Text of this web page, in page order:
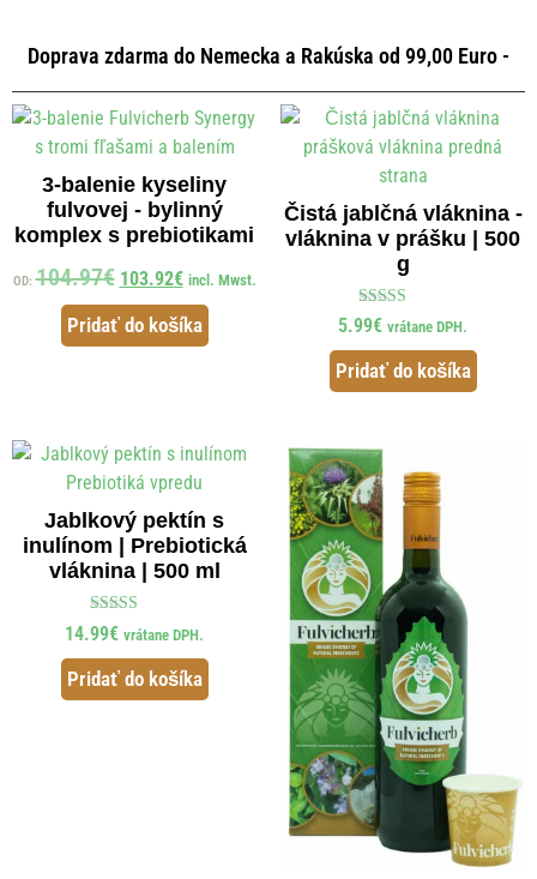
Doprava zdarma do Nemecka a Rakúska od 99,00 Euro -
3-balenie kyseliny
fulvovej - bylinný
komplex s prebiotikami
OD:104.97€ 103.92€ incl. Mwst.
Pridať do košíka
Čistá jablčná vláknina -
vláknina v prášku | 500
g
Hodnotenie
5.00
z 5
5.99€ vrátane DPH.
Pridať do košíka
Jablkový pektín s
inulínom | Prebiotická
vláknina | 500 ml
Hodnotenie
5.00
z 5
14.99€ vrátane DPH.
Pridať do košíka